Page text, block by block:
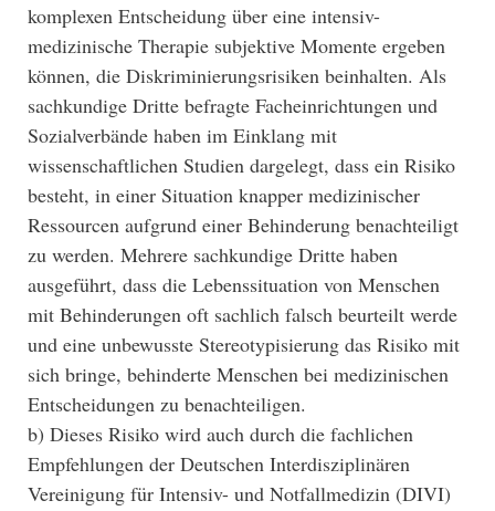
komplexen Entscheidung über eine intensiv-
medizinische Therapie subjektive Momente ergeben
können, die Diskriminierungsrisiken beinhalten. Als
sachkundige Dritte befragte Facheinrichtungen und
Sozialverbände haben im Einklang mit
wissenschaftlichen Studien dargelegt, dass ein Risiko
besteht, in einer Situation knapper medizinischer
Ressourcen aufgrund einer Behinderung benachteiligt
zu werden. Mehrere sachkundige Dritte haben
ausgeführt, dass die Lebenssituation von Menschen
mit Behinderungen oft sachlich falsch beurteilt werde
und eine unbewusste Stereotypisierung das Risiko mit
sich bringe, behinderte Menschen bei medizinischen
Entscheidungen zu benachteiligen.
b) Dieses Risiko wird auch durch die fachlichen
Empfehlungen der Deutschen Interdisziplinären
Vereinigung für Intensiv- und Notfallmedizin (DIVI)